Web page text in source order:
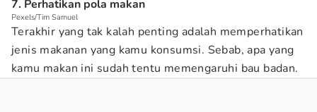
7. Perhatikan pola makan
Pexels/Tim Samuel
Terakhir yang tak kalah penting adalah memperhatikan
jenis makanan yang kamu konsumsi. Sebab, apa yang
kamu makan ini sudah tentu memengaruhi bau badan.